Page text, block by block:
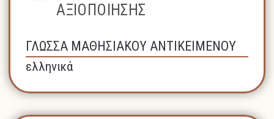
ΑΞΙΟΠΟΙΗΣΗΣ
ΓΛΩΣΣΑ ΜΑΘΗΣΙΑΚΟΥ ΑΝΤΙΚΕΙΜΕΝΟΥ
ελληνικά